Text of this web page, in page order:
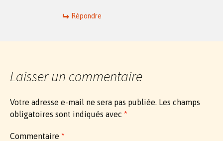
Répondre
Laisser un commentaire
Votre adresse e-mail ne sera pas publiée. Les champs
obligatoires sont indiqués avec *
Commentaire *